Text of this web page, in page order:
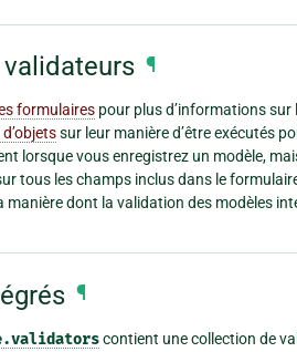
¶
formulaires pour plus d’informations
sur leur manière d’être exécutés
lorsque vous enregistrez un modèle,
tous les champs inclus dans le
manière dont la validation des modèles
¶
contient une collection de